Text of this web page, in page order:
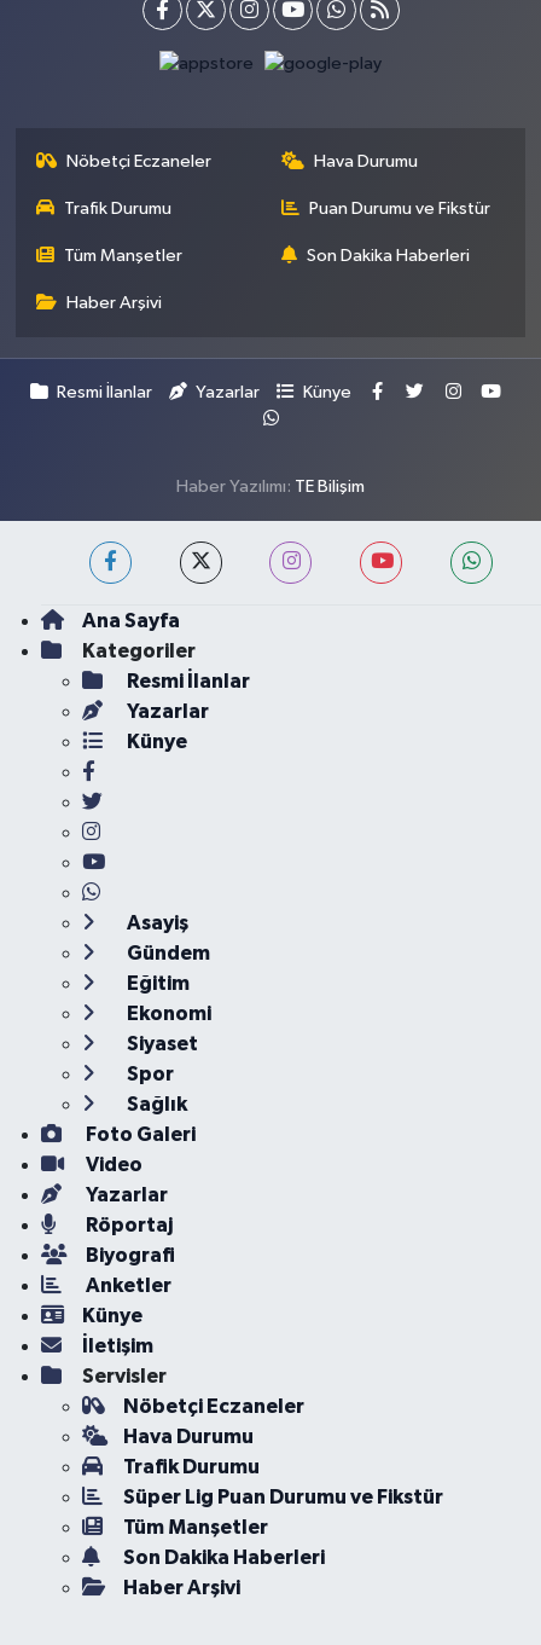
Nöbetçi Eczaneler Hava Durumu
Trafik Durumu Puan Durumu ve Fikstür
Tüm Manşetler Son Dakika Haberleri
Haber Arşivi
Resmi İlanlar Yazarlar Künye
Haber Yazılımı: TE Bilişim
Ana Sayfa
Kategoriler
Resmi İlanlar
Yazarlar
Künye
Asayiş
Gündem
Eğitim
Ekonomi
Siyaset
Spor
Sağlık
Foto Galeri
Video
Yazarlar
Röportaj
Biyografi
Anketler
Künye
İletişim
Servisler
Nöbetçi Eczaneler
Hava Durumu
Trafik Durumu
Süper Lig Puan Durumu ve Fikstür
Tüm Manşetler
Son Dakika Haberleri
Haber Arşivi